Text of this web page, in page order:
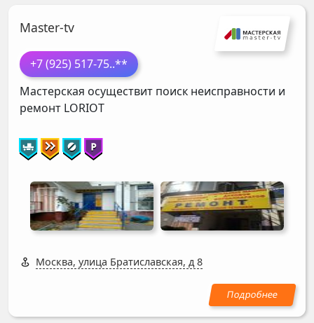
Master-tv
+7 (925) 517-75..**
Мастерская осуществит поиск неисправности и
ремонт LORIOT
Москва, улица Братиславская, д 8